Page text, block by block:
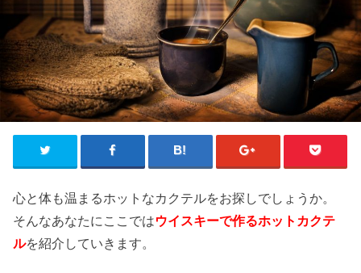
心と体も温まるホットなカクテルをお探しでしょうか。
そんなあなたにここではウイスキーで作るホットカクテ
ルを紹介していきます。